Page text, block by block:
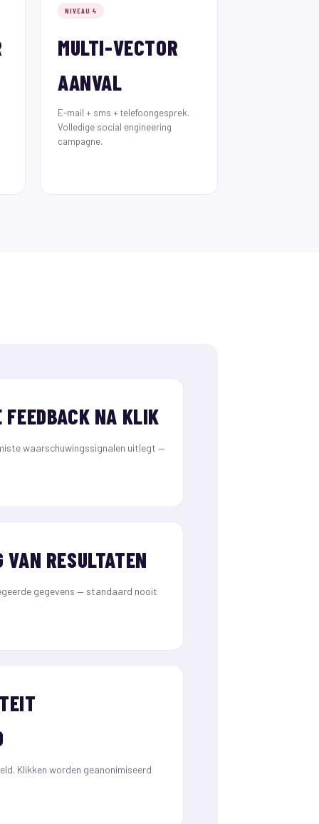
NIVEAU 4
MULTI-VECTOR
AANVAL
E-mail + sms + telefoongesprek.
Volledige social engineering
campagne.
NA KLIK
waarschuwingssignalen uitlegt —
RESULTATEN
gegevens — standaard nooit
Klikken worden geanonimiseerd